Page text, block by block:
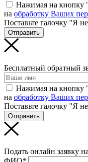
Нажимая на кнопку
на обработку Ваших
Поставьте галочку "Я
Отправить
Бесплатный обратный
Нажимая на кнопку
на обработку Ваших
Поставьте галочку "Я
Отправить
Подать онлайн заявку